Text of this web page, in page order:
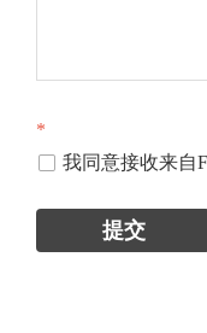
*
我同意接收来自
提交